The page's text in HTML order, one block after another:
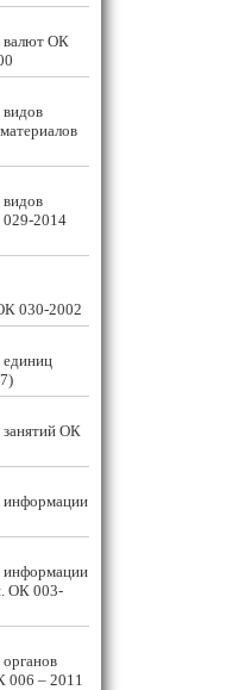
валют ОК
029-2014
030-2002
единиц
занятий ОК
информации
информации
ОК 003-
006 – 2011